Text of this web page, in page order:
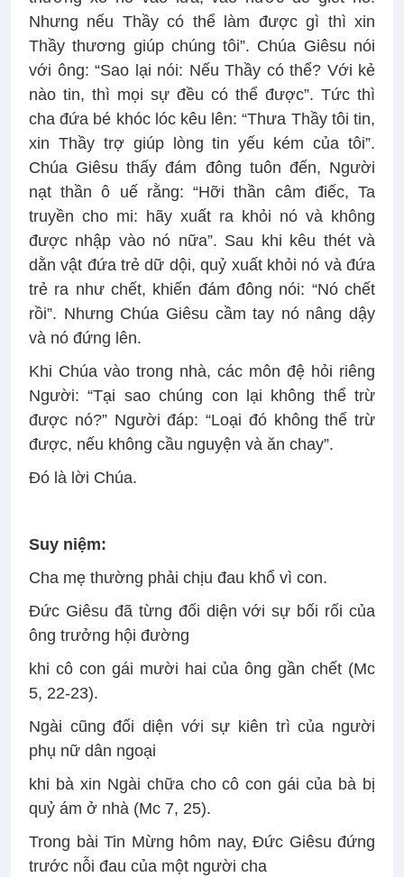
Nhưng nếu Thầy có thể làm được gì thì xin
Thầy thương giúp chúng tôi”. Chúa Giêsu nói
với ông: “Sao lại nói: Nếu Thầy có thể? Với kẻ
nào tin, thì mọi sự đều có thể được”. Tức thì
cha đứa bé khóc lóc kêu lên: “Thưa Thầy tôi tin,
xin Thầy trợ giúp lòng tin yếu kém của tôi”.
Chúa Giêsu thấy đám đông tuôn đến, Người
nạt thần ô uế rằng: “Hỡi thần câm điếc, Ta
truyền cho mi: hãy xuất ra khỏi nó và không
được nhập vào nó nữa”. Sau khi kêu thét và
dằn vật đứa trẻ dữ dội, quỷ xuất khỏi nó và đứa
trẻ ra như chết, khiến đám đông nói: “Nó chết
rồi”. Nhưng Chúa Giêsu cầm tay nó nâng dậy
và nó đứng lên.
Khi Chúa vào trong nhà, các môn đệ hỏi riêng
Người: “Tại sao chúng con lại không thể trừ
được nó?” Người đáp: “Loại đó không thể trừ
được, nếu không cầu nguyện và ăn chay”.
Đó là lời Chúa.
Suy niệm:
Cha mẹ thường phải chịu đau khổ vì con.
Đức Giêsu đã từng đối diện với sự bối rối của
ông trưởng hội đường
khi cô con gái mười hai của ông gần chết (Mc
5, 22-23).
Ngài cũng đối diện với sự kiên trì của người
phụ nữ dân ngoại
khi bà xin Ngài chữa cho cô con gái của bà bị
quỷ ám ở nhà (Mc 7, 25).
Trong bài Tin Mừng hôm nay, Đức Giêsu đứng
trước nỗi đau của một người cha